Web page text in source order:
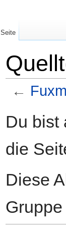
←
Du bist
die
Diese
Gruppe
Seite